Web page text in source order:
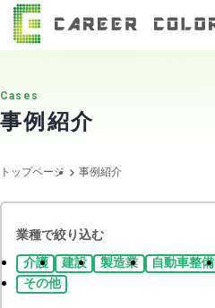
Cases
事例紹介
トップページ 事例紹介
業種で絞り込む
介護 建設 製造業 自動車整備
その他